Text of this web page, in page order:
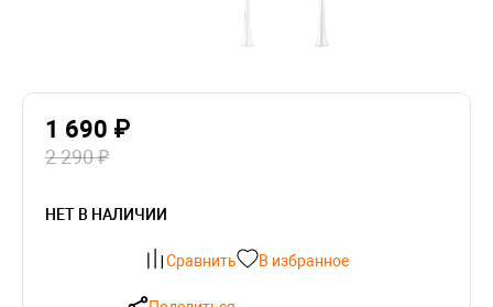
1 690 ₽
2 290 ₽
НЕТ В НАЛИЧИИ
Сравнить В избранное